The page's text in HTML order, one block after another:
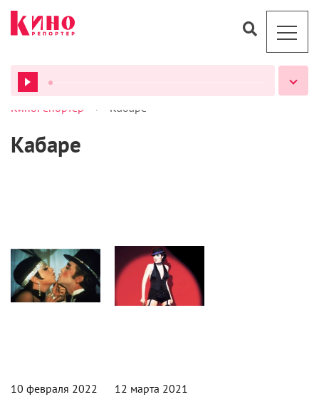
ВСЕ ПОДКАСТЫ
КиноРепортер > Кабаре
Кабаре
10 февраля 2022 12 марта 2021